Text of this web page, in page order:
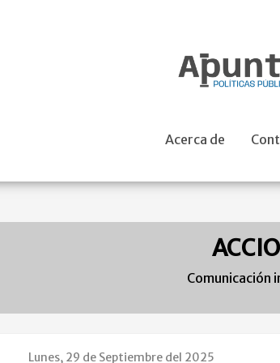
Acerca de
Comunicación
Lunes, 29 de Septiembre del 2025